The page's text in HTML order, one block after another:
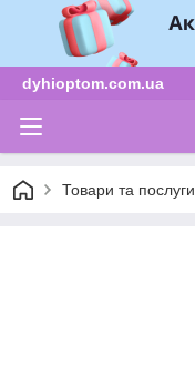
dyhioptom.com.ua
Товари та послуги